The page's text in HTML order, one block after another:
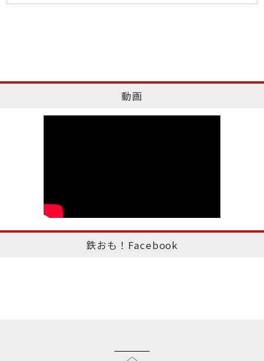
動画
鉄おも！Facebook